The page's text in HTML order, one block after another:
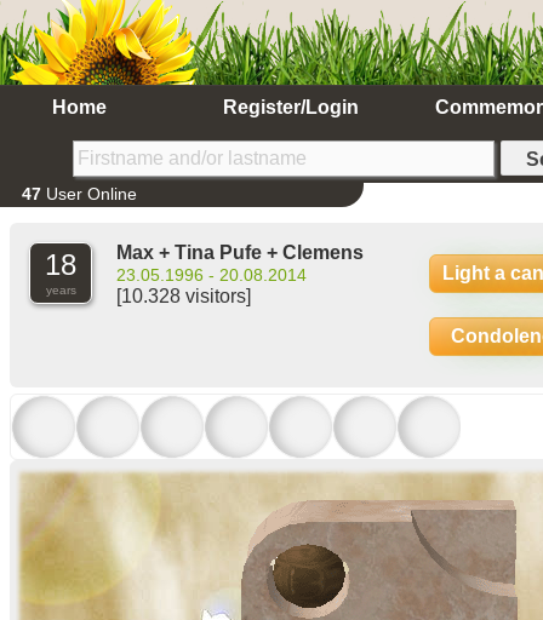
Home Register/Login
47 User Online
18
years
Max + Tina Pufe + Clemens
23.05.1996 - 20.08.2014
[10.328 visitors]
Light a